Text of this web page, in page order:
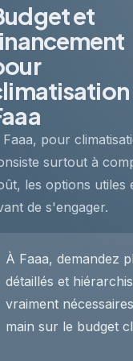
et
Faaa, pour
surtout à
les options utiles
de s'engager.
À Faaa, demandez
détaillés et
vraiment
main sur le budget